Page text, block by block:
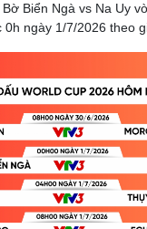
Biển Ngà vs Na Uy
0h ngày 1/7/2026 theo